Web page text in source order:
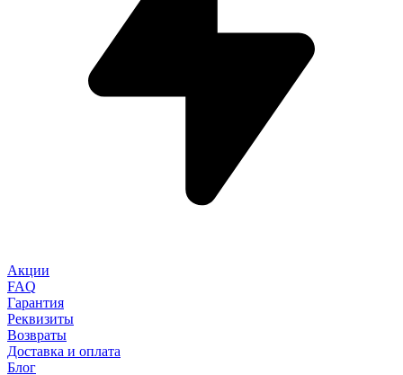
Акции
FAQ
Гарантия
Реквизиты
Возвраты
Доставка и оплата
Блог